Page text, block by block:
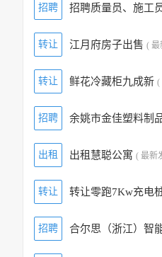
招聘 招聘质量员、施工
转让 江月府房子出售 ( 最
转让 鲜花冷藏柜九成新 (
招聘 余姚市金佳塑料制
出租 出租慧聪公寓 ( 最新
转让 转让零跑7Kw充电
招聘 合尔思（浙江）智